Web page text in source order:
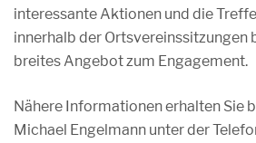
interessante Aktionen und die
innerhalb der Ortsvereinssitzungen
breites Angebot zum Engagement.
Nähere Informationen erhalten Sie
Michael Engelmann unter der